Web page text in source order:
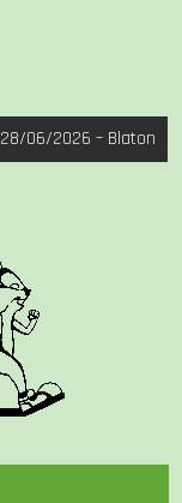
28/06/2026 – Blaton